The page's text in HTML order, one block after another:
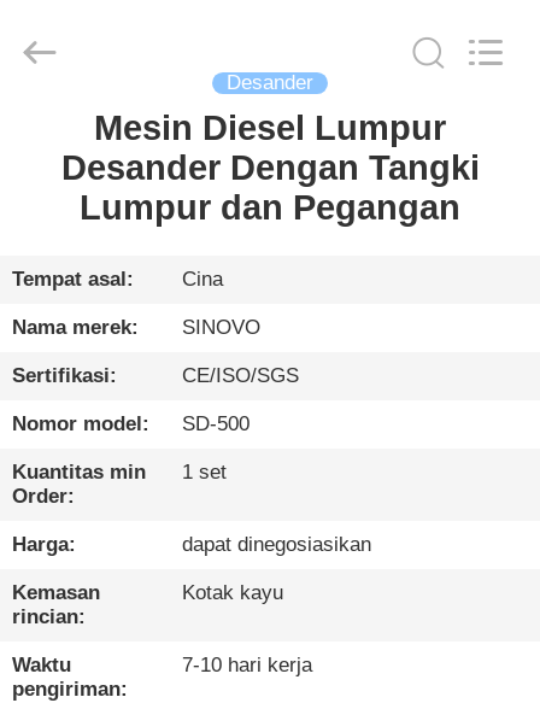
RUMAH
PRODUK
TAMPILAN
VR
TENTANG
KAMI
TUR
PABRIK
KONTROL
KUALITAS
Heavy
Industry
Desander
Mesin Diesel Lumpur
Desander Dengan Tangki
Lumpur dan Pegangan
Tempat asal: Cina
Nama merek: SINOVO
Sertifikasi: CE/ISO/SGS
Nomor model: SD-500
Kuantitas min
Order:
1 set
Harga: dapat dinegosiasikan
Kemasan
rincian:
Kotak kayu
Waktu
pengiriman:
7-10 hari kerja